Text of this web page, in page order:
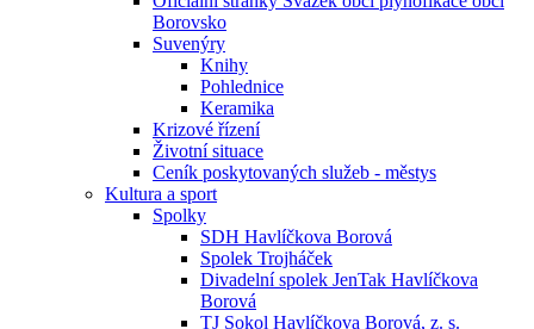
Borovsko
Suvenýry
Knihy
Pohlednice
Keramika
Krizové řízení
Životní situace
Ceník poskytovaných služeb - městys
Kultura a sport
Spolky
SDH Havlíčkova Borová
Spolek Trojháček
Divadelní spolek JenTak Havlíčkova
Borová
TJ Sokol Havlíčkova Borová, z. s.